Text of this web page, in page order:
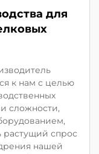
для
к нам с целью
сложности,
растущий спрос
нашей